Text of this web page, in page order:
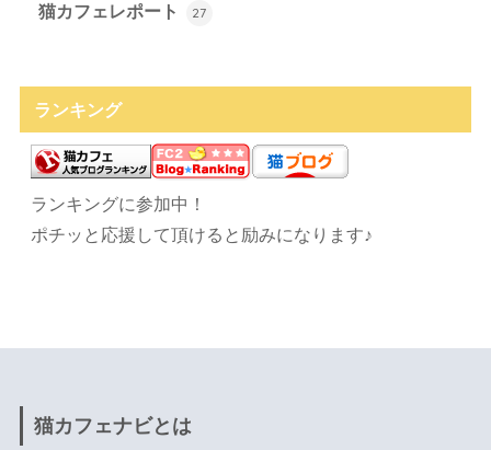
猫カフェレポート 27
ランキング
ランキングに参加中！
ポチッと応援して頂けると励みになります♪
猫カフェナビとは